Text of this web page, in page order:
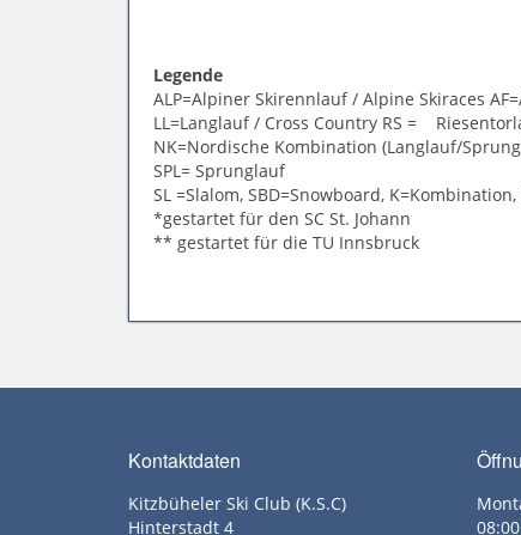
Legende
ALP=Alpiner Skirennlauf / Alpine Skiraces
LL=Langlauf / Cross Country RS =
NK=Nordische Kombination (Langlauf/
SPL= Sprunglauf
SL =Slalom, SBD=Snowboard, K=Kombination,
*gestartet für den SC St. Johann
** gestartet für die TU Innsbruck
Kontaktdaten
Kitzbüheler Ski Club (K.S.C)
Hinterstadt 4